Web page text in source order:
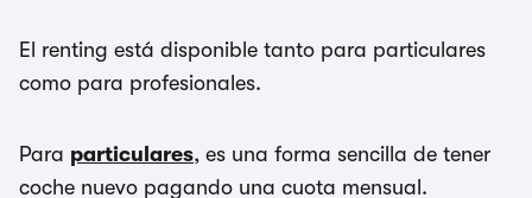
El renting está disponible tanto para particulares
como para profesionales.
Para particulares, es una forma sencilla de tener
coche nuevo pagando una cuota mensual.